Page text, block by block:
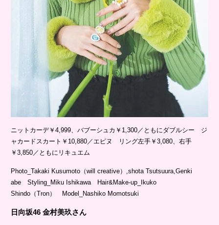
ニットカーデ￥4,999、バブーシュカ￥1,300／ともにダブルシー ジ
ャカードスカート￥10,880／エピヌ リング左手￥3,080、右手
￥3,850／ともにリキュエム
Photo_Takaki Kusumoto（will creative）,shota Tsutsuura,Genki
abe Styling_Miku Ishikawa Hair&Make-up_Ikuko
Shindo（Tron） Model_Nashiko Momotsuki
日向坂46 金村美玖さん